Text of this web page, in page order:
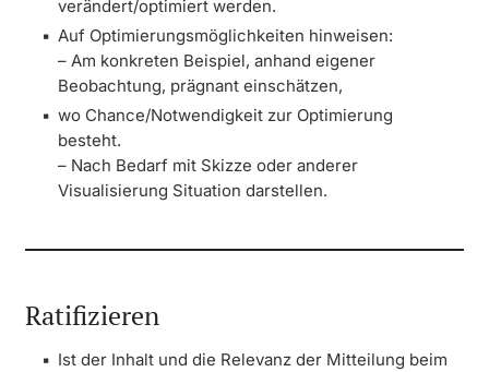
verändert/optimiert werden.
Auf Optimierungsmöglichkeiten hinweisen:
– Am konkreten Beispiel, anhand eigener
Beobachtung, prägnant einschätzen,
wo Chance/Notwendigkeit zur Optimierung
besteht.
– Nach Bedarf mit Skizze oder anderer
Visualisierung Situation darstellen.
Ratifizieren
Ist der Inhalt und die Relevanz der Mitteilung beim